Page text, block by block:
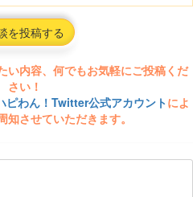
を投稿する
い内容、何でもお気軽にご投稿くだ
さい！
ピわん！Twitter公式アカウントによ
知させていただきます。